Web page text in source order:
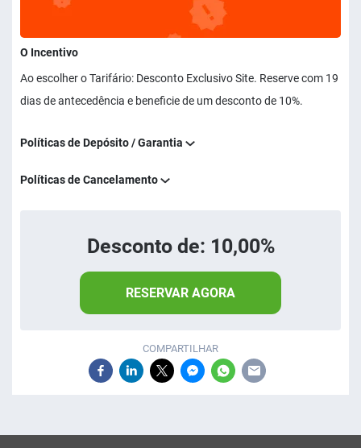
O Incentivo
Ao escolher o Tarifário: Desconto Exclusivo Site. Reserve com 19
dias de antecedência e beneficie de um desconto de 10%.
Políticas de Depósito / Garantia
Políticas de Cancelamento
Desconto de: 10,00%
RESERVAR AGORA
COMPARTILHAR